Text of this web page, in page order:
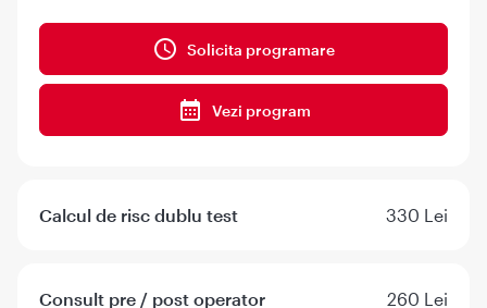
Solicita programare
Vezi program
Calcul de risc dublu test 330 Lei
Consult pre / post operator 260 Lei